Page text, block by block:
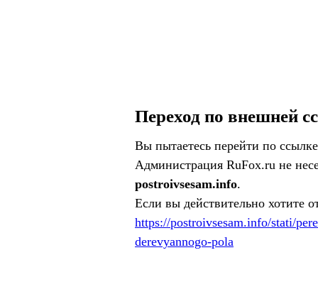
Переход по внешней
Вы пытаетесь перейти по
Администрация RuFox.ru не
postroivsesam.info.
Если вы действительно хотите
https://postroivsesam.info/stati/
derevyannogo-pola